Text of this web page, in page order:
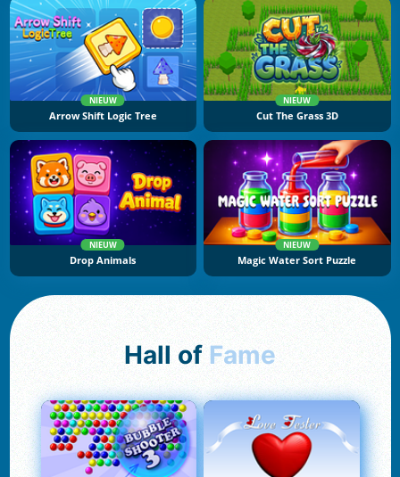
NIEUW
Arrow Shift Logic Tree
NIEUW
Cut The Grass 3D
NIEUW
Drop Animals
NIEUW
Magic Water Sort Puzzle
Hall of Fame